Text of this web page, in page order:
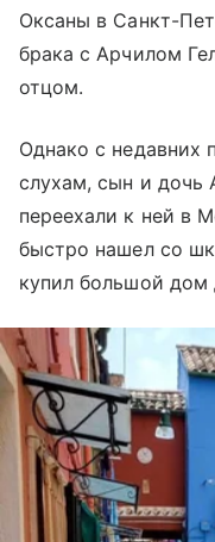
Оксаны в Санкт-
брака с Арчилом
отцом.
Однако с недавних
слухам, сын и дочь
переехали к ней в
быстро нашел со
купил большой дом